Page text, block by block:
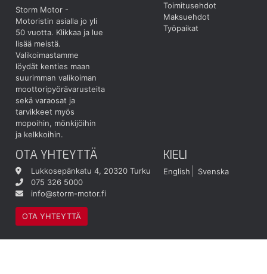
Storm Motor -
Motoristin asialla jo yli
50 vuotta. Klikkaa ja lue
lisää meistä.
Valikoimastamme
löydät kenties maan
suurimman valikoiman
moottoripyörävarusteita
sekä varaosat ja
tarvikkeet myös
mopoihin, mönkijöihin
ja kelkkoihin.
Toimitusehdot
Maksuehdot
Työpaikat
OTA YHTEYTTÄ
Lukkosepänkatu 4, 20320 Turku
075 326 5000
info@storm-motor.fi
OTA YHTEYTTÄ
KIELI
English Svenska